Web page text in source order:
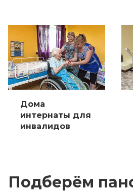
Дома
интернаты для
инвалидов
Подберём